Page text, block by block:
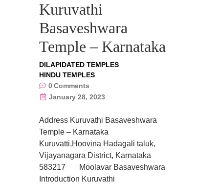
Kuruvathi
Basaveshwara
Temple – Karnataka
DILAPIDATED TEMPLES
HINDU TEMPLES
0Comments
January 28, 2023
Address Kuruvathi Basaveshwara
Temple – Karnataka
Kuruvatti,Hoovina Hadagali taluk,
Vijayanagara District, Karnataka
583217 Moolavar Basaveshwara
Introduction Kuruvathi